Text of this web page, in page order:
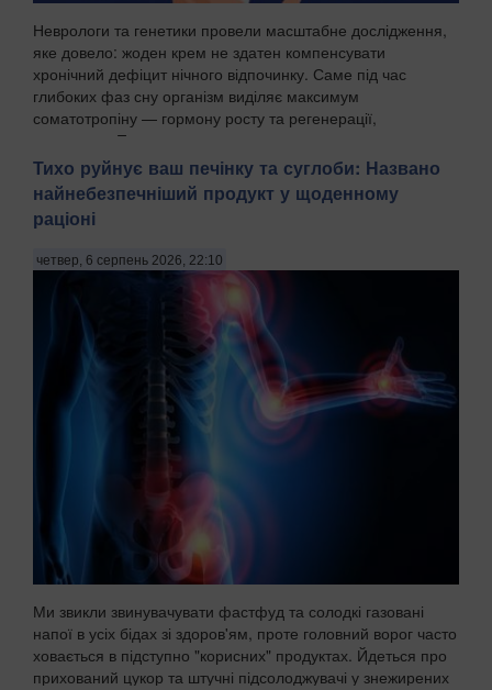
Неврологи та генетики провели масштабне дослідження,
яке довело: жоден крем не здатен компенсувати
хронічний дефіцит нічного відпочинку. Саме під час
глибоких фаз сну організм виділяє максимум
соматотропіну — гормону росту та регенерації,
передають Пат...
Тихо руйнує ваш печінку та суглоби: Названо
найнебезпечніший продукт у щоденному
раціоні
четвер, 6 серпень 2026, 22:10
Ми звикли звинувачувати фастфуд та солодкі газовані
напої в усіх бідах зі здоров'ям, проте головний ворог часто
ховається в підступно "корисних" продуктах. Йдеться про
прихований цукор та штучні підсолоджувачі у знежирених